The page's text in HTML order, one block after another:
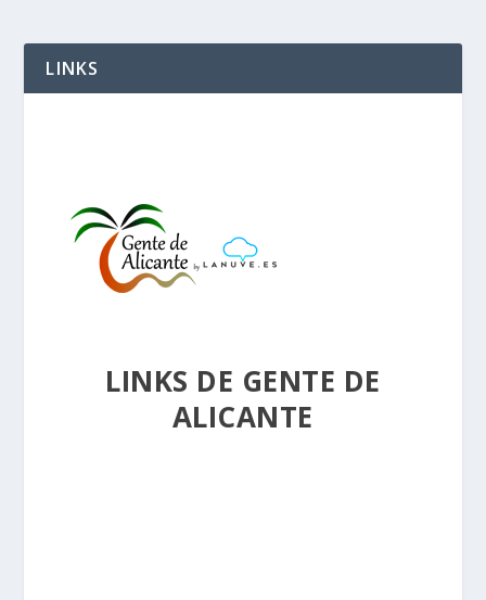
LINKS
LINKS DE GENTE DE
ALICANTE